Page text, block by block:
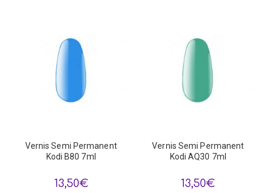
Vernis Semi Permanent
Kodi B80 7ml
13,50€
Vernis Semi Permanent
Kodi AQ30 7ml
13,50€